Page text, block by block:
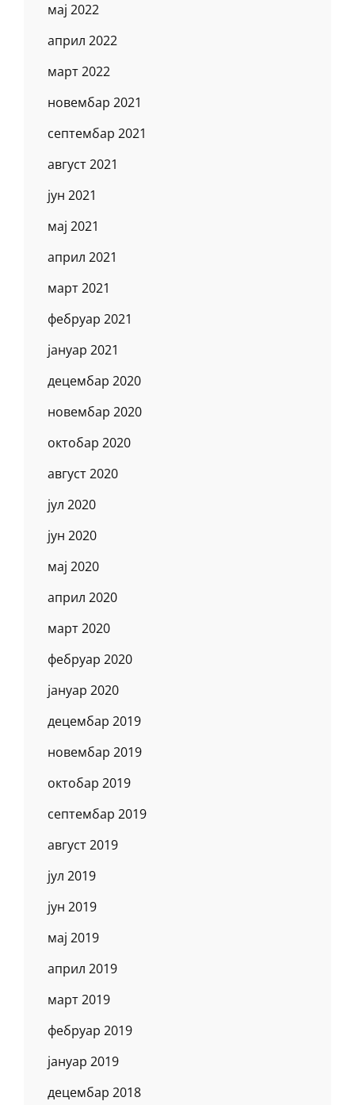
мај 2022
април 2022
март 2022
новембар 2021
септембар 2021
август 2021
јун 2021
мај 2021
април 2021
март 2021
фебруар 2021
јануар 2021
децембар 2020
новембар 2020
октобар 2020
август 2020
јул 2020
јун 2020
мај 2020
април 2020
март 2020
фебруар 2020
јануар 2020
децембар 2019
новембар 2019
октобар 2019
септембар 2019
август 2019
јул 2019
јун 2019
мај 2019
април 2019
март 2019
фебруар 2019
јануар 2019
децембар 2018